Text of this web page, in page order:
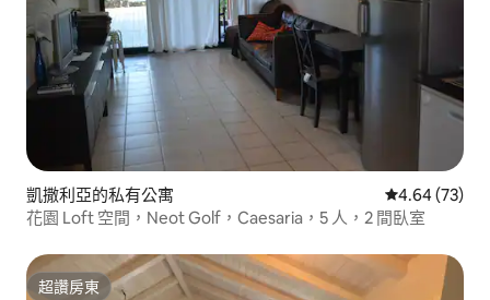
凱撒利亞的私有公寓 從 73 則評價
4.64 (73)
花園 Loft 空間，Neot Golf，Caesaria，5 人，2 間臥室
超讚房東
超讚房東